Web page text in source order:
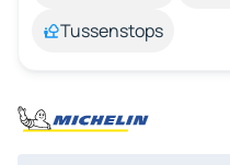
Tussenstops